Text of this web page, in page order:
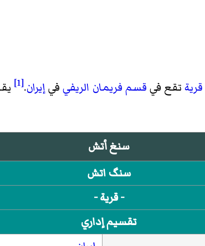
قريةتقع في قسم فريمان الريفي فيإيران.
[1]
سنغ أتش
سنگ اتش
- قرية -
تقسيم إداري